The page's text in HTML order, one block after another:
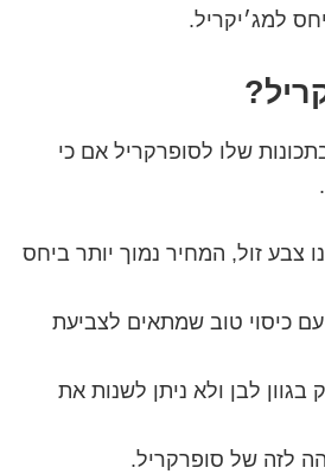
למג׳יקריל.
שלו לסופרקריל אם כי
צבע זול, המחיר נמוך יותר ביחס
כיסוי טוב שמתאים לצביעת
בגוון לבן ולא ניתן לשנות את
לזה של סופרקריל.